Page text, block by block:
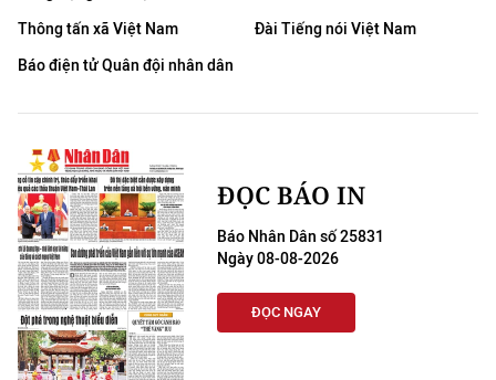
Thông tấn xã Việt Nam
Đài Tiếng nói Việt Nam
Báo điện tử Quân đội nhân dân
ĐỌC BÁO IN
Báo Nhân Dân số 25831
Ngày 08-08-2026
ĐỌC NGAY